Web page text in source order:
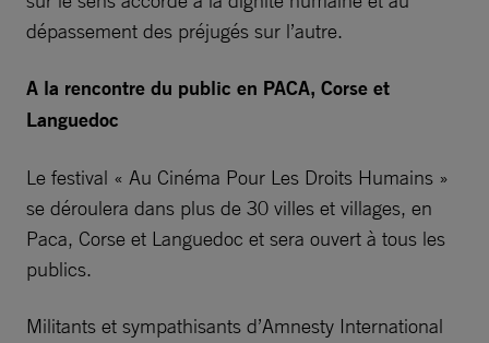
dépassement des préjugés sur l’autre.
A la rencontre du public en PACA, Corse et
Languedoc
Le festival « Au Cinéma Pour Les Droits Humains »
se déroulera dans plus de 30 villes et villages, en
Paca, Corse et Languedoc et sera ouvert à tous les
publics.
Militants et sympathisants d’Amnesty International